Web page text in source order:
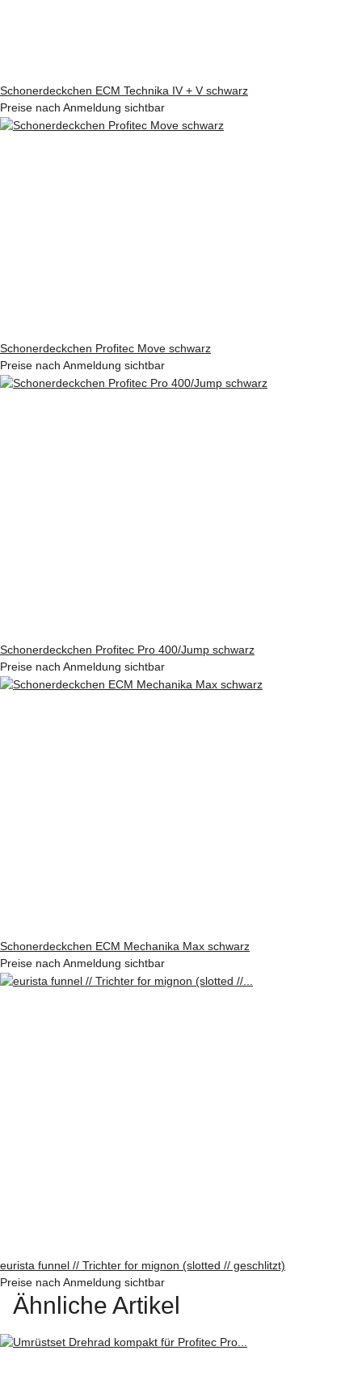
Schonerdeckchen ECM Technika IV + V schwarz
Preise nach Anmeldung sichtbar
Schonerdeckchen Profitec Move schwarz
Preise nach Anmeldung sichtbar
Schonerdeckchen Profitec Pro 400/Jump schwarz
Preise nach Anmeldung sichtbar
Schonerdeckchen ECM Mechanika Max schwarz
Preise nach Anmeldung sichtbar
eurista funnel // Trichter for mignon (slotted // geschlitzt)
Preise nach Anmeldung sichtbar
Ähnliche Artikel